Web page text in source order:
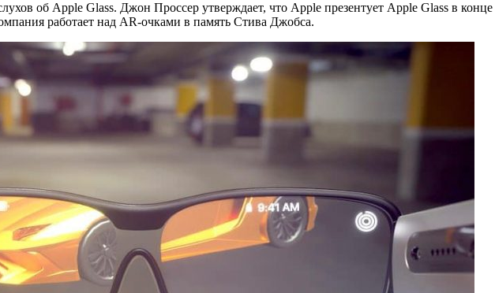
об Apple Glass. Джон Проссер утверждает, что Apple презентует Apple Glass в
работает над AR-очками в память Стива Джобса.